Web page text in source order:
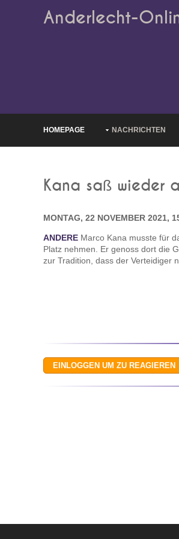
Anderlecht-
HOMEPAGE NACHRICHTEN
Kana saß wieder
MONTAG, 22 NOVEMBER 2021,
ANDERE Marco Kana musste für
Platz nehmen. Er genoss dort die
zur Tradition, dass der Verteidiger